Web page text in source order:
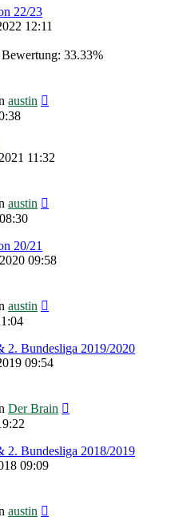
22/23
12:11
Bewertung: 33.33%
austin
11:32
austin
20/21
09:58
austin
2. Bundesliga 2019/2020
09:54
Der Brain
2. Bundesliga 2018/2019
09:09
austin